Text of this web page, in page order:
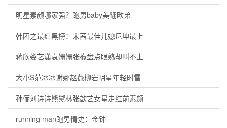
明星素颜哪家强？跑男baby美翻欧弟
韩团之最红黑榜：宋茜最佳儿媳尼坤最上
蒋欣娄艺潇袁姗姗张檬盘点眼熟却叫不上
大小S范冰冰谢娜赵薇柳岩明星年轻时雷
孙俪刘诗诗熊黛林张歆艺女星走红前素颜
running man跑男情史：金钟